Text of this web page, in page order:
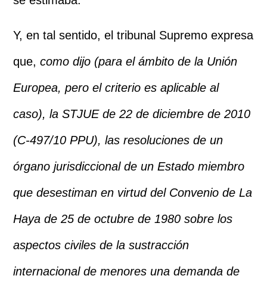
Y, en tal sentido, el tribunal Supremo expresa
que,como dijo (para el ámbito de la Unión
Europea, pero el criterio es aplicable al
caso), la STJUE de 22 de diciembre de 2010
(C-497/10 PPU), las resoluciones de un
órgano jurisdiccional de un Estado miembro
que desestiman en virtud del Convenio de La
Haya de 25 de octubre de 1980 sobre los
aspectos civiles de la sustracción
internacional de menores una demanda de